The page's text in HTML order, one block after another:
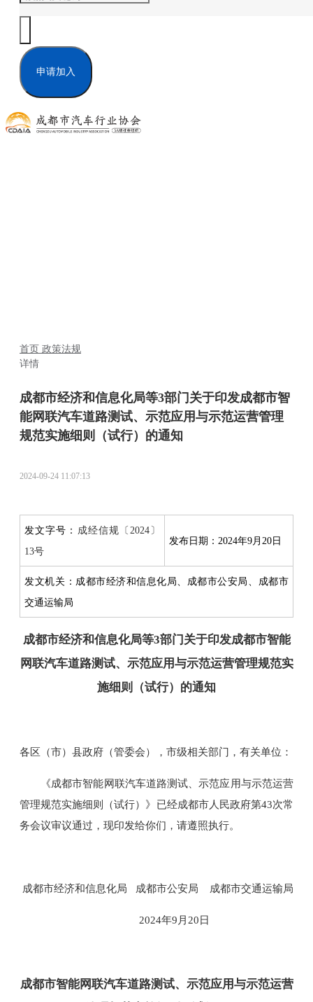
申请加入
首页 政策法规
详情
成都市经济和信息化局等3部门关于印发成都市智
能网联汽车道路测试、示范应用与示范运营管理
规范实施细则（试行）的通知
2024-09-24 11:07:13
发文字号 ： 成经信规〔2024〕
13号
发布日期： 2024年9月20日
发文机关：成都市经济和信息化局、成都市公安局、成都市
交通运输局
成都市经济和信息化局等3部门关于印发成都市智能
网联汽车道路测试、示范应用与示范运营管理规范实
施细则（试行）的通知
各区（市）县政府（管委会），市级相关部门，有关单位：
《成都市智能网联汽车道路测试、示范应用与示范运营
管理规范实施细则（试行）》已经成都市人民政府第43次常
务会议审议通过，现印发给你们，请遵照执行。
成都市经济和信息化局 成都市公安局 成都市交通运输局
2024年9月20日
成都市智能网联汽车道路测试、示范应用与示范运营